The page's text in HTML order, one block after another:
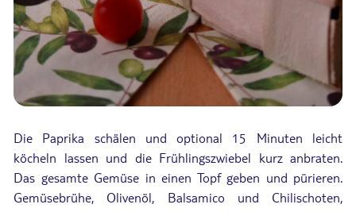
Die Paprika schälen und optional 15 Minuten leicht
köcheln lassen und die Frühlingszwiebel kurz anbraten.
Das gesamte Gemüse in einen Topf geben und pürieren.
Gemüsebrühe, Olivenöl, Balsamico und Chilischoten,